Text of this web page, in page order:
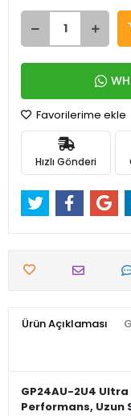
Favorilerime ekle
Hızlı Gönderi
Ürün Açıklaması
GP24AU-2U4 Ultra
Performans, Uzun